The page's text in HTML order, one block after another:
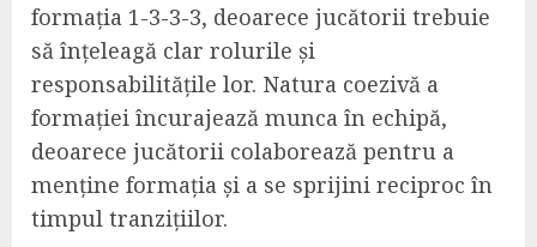
formația 1-3-3-3, deoarece jucătorii trebuie
să înțeleagă clar rolurile și
responsabilitățile lor. Natura coezivă a
formației încurajează munca în echipă,
deoarece jucătorii colaborează pentru a
menține formația și a se sprijini reciproc în
timpul tranzițiilor.